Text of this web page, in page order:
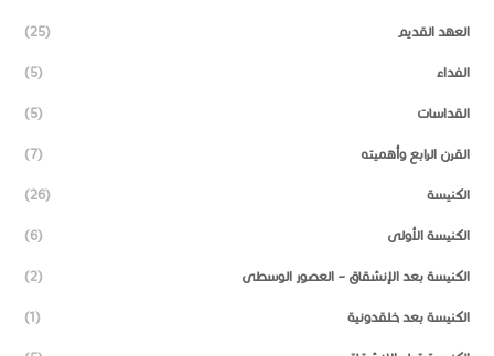
العهد القديم (25)
الفداء (5)
القداسات (5)
القرن الرابع وأهميته (7)
الكنيسة (26)
الكنيسة الأولى (6)
الكنيسة بعد الإنشقاق – العصور الوسطى (2)
الكنيسة بعد خلقدونية (1)